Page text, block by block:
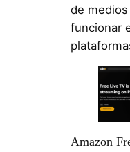
de
funcionar
Amazon